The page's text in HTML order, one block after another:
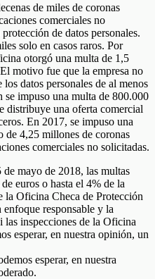
de miles de coronas
comerciales no
de datos personales.
solo en casos raros. Por
otorgó una multa de 1,5
motivo fue que la empresa no
datos personales de al menos
impuso una multa de 800.000
distribuye una oferta comercial
En 2017, se impuso una
de 4,25 millones de coronas
comerciales no solicitadas.
mayo de 2018, las multas
euros o hasta el 4% de la
la Oficina Checa de Protección
enfoque responsable y la
las inspecciones de la Oficina
esperar, en nuestra opinión, un
esperar, en nuestra